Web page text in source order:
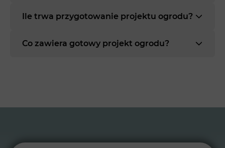
Ile trwa przygotowanie projektu ogrodu?
Co zawiera gotowy projekt ogrodu?